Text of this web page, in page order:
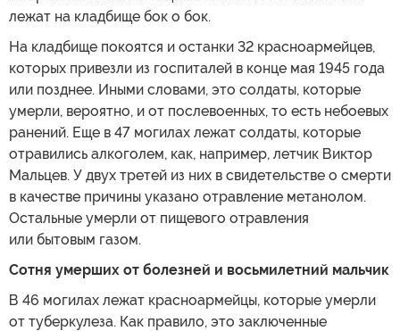
лежат на кладбище бок о бок.
На кладбище покоятся и останки 32 красноармейцев,
которых привезли из госпиталей в конце мая 1945 года
или позднее. Иными словами, это солдаты, которые
умерли, вероятно, и от послевоенных, то есть небоевых
ранений. Еще в 47 могилах лежат солдаты, которые
отравились алкоголем, как, например, летчик Виктор
Мальцев. У двух третей из них в свидетельстве о смерти
в качестве причины указано отравление метанолом.
Остальные умерли от пищевого отравления
или бытовым газом.
Сотня умерших от болезней и восьмилетний мальчик
В 46 могилах лежат красноармейцы, которые умерли
от туберкулеза. Как правило, это заключенные